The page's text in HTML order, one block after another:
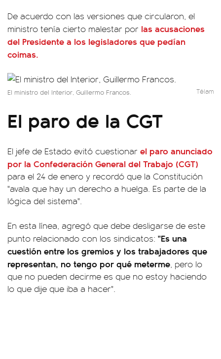
De acuerdo con las versiones que circularon, el
ministro tenía cierto malestar por las acusaciones
del Presidente a los legisladores que pedían
coimas.
El ministro del Interior, Guillermo Francos. Télam
El paro de la CGT
El jefe de Estado evitó cuestionar el paro anunciado
por la Confederación General del Trabajo (CGT)
para el 24 de enero y recordó que la Constitución
"avala que hay un derecho a huelga. Es parte de la
lógica del sistema".
En esta línea, agregó que debe desligarse de este
punto relacionado con los sindicatos: "Es una
cuestión entre los gremios y los trabajadores que
representan, no tengo por qué meterme, pero lo
que no pueden decirme es que no estoy haciendo
lo que dije que iba a hacer".